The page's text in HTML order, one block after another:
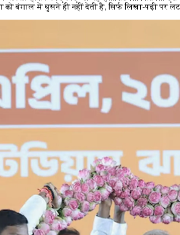
बंगाल में घुसने ही नहीं देती है, सिर्फ लिखा-पढ़ी पर